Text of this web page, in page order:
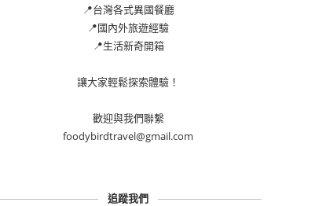
📍台灣各式異國餐廳
📍國內外旅遊經驗
📍生活新奇開箱
讓大家輕鬆探索體驗！
歡迎與我們聯繫
foodybirdtravel@gmail.com
追蹤我們